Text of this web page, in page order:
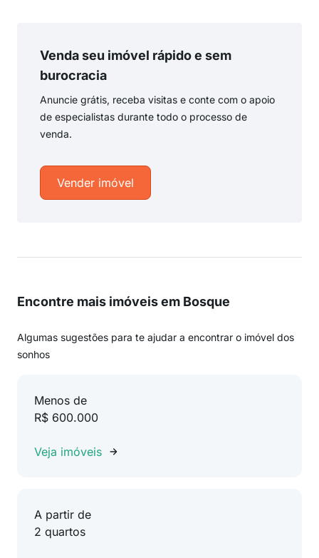
Venda seu imóvel rápido e sem
burocracia
Anuncie grátis, receba visitas e conte com o apoio
de especialistas durante todo o processo de
venda.
Vender imóvel
Encontre mais imóveis em Bosque
Algumas sugestões para te ajudar a encontrar o imóvel dos
sonhos
Menos de
R$ 600.000
Veja imóveis
A partir de
2 quartos